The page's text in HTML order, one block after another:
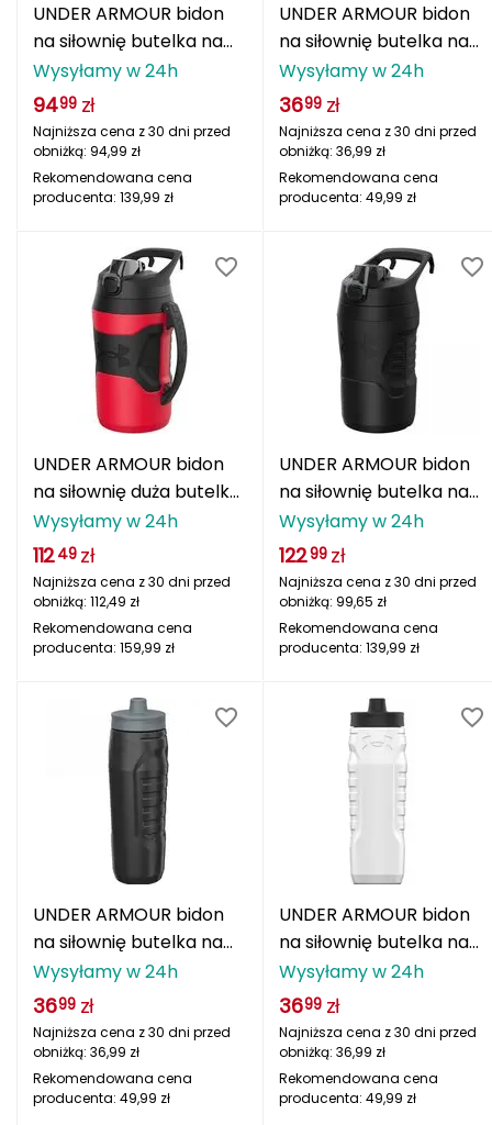
HMS
Haago
Hanwag
Hydro Flask
INNY
Icestorm
KILLTEC
KONG
Kari Traa
Karpos
UNDER ARMOUR bidon
na siłownię butelka na
wodę 950ml biały
Wysyłamy w 24h
9499 zł
Najniższa cena z 30 dni przed
obniżką: 94,99 zł
Rekomendowana cena
producenta: 139,99 zł
UNDER ARMOUR bidon
na siłownię butelka na
wodę 950ml grantowy
Wysyłamy w 24h
3699 zł
Najniższa cena z 30 dni przed
obniżką: 36,99 zł
Rekomendowana cena
producenta: 49,99 zł
UNDER ARMOUR bidon
na siłownię duża butelka
na wodę 1,9L czerwony
Wysyłamy w 24h
11249 zł
Najniższa cena z 30 dni przed
obniżką: 112,49 zł
Rekomendowana cena
producenta: 159,99 zł
UNDER ARMOUR bidon
na siłownię butelka na
wodę 950ml czarny
Wysyłamy w 24h
12299 zł
Najniższa cena z 30 dni przed
obniżką: 99,65 zł
Rekomendowana cena
producenta: 139,99 zł
UNDER ARMOUR bidon
na siłownię butelka na
wodę 950ml czarny
Wysyłamy w 24h
3699 zł
Najniższa cena z 30 dni przed
obniżką: 36,99 zł
Rekomendowana cena
producenta: 49,99 zł
UNDER ARMOUR bidon
na siłownię butelka na
wodę 950ml biały
Wysyłamy w 24h
3699 zł
Najniższa cena z 30 dni przed
obniżką: 36,99 zł
Rekomendowana cena
producenta: 49,99 zł